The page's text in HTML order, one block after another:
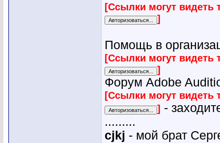
[Ссылки могут видеть
]
Помощь в
[Ссылки могут видеть
]
Форум Adobe
[Ссылки могут видеть
] -
.........
cjkj - мой брат